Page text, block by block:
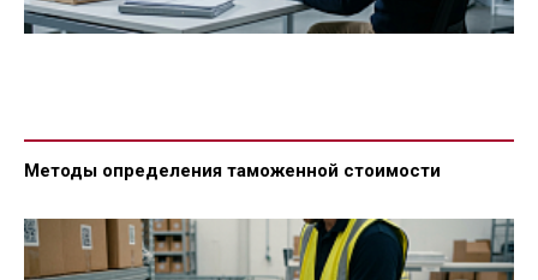
Методы определения таможенной стоимости